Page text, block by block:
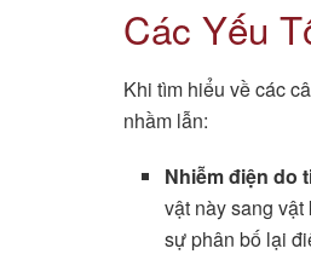
Các Yếu
Khi tìm hiểu về các
nhầm lẫn:
Nhiễm điện do
vật này sang
sự phân bố lại